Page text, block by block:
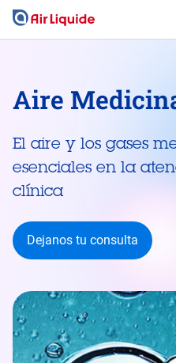
Pasar
Aire
El aire y los gases
esenciales en la
clínica
Dejanos tu consulta